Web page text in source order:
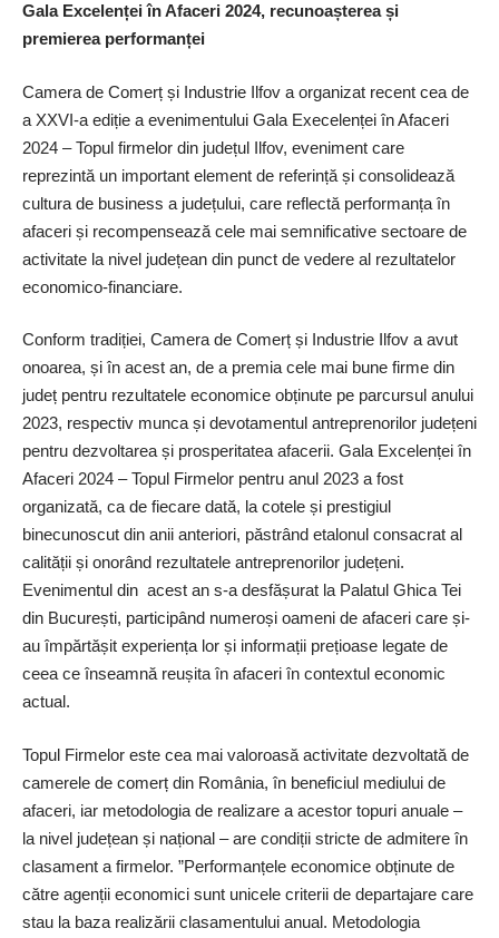
Gala Excelenței în Afaceri 2024, recunoașterea și
premierea performanței
Camera de Comerț și Industrie Ilfov a organizat recent cea de
a XXVI-a ediție a evenimentului Gala Execelenței în Afaceri
2024 – Topul firmelor din județul Ilfov, eveniment care
reprezintă un important element de referință și consolidează
cultura de business a județului, care reflectă performanța în
afaceri și recompensează cele mai semnificative sectoare de
activitate la nivel județean din punct de vedere al rezultatelor
economico-financiare.
Conform tradiției, Camera de Comerț și Industrie Ilfov a avut
onoarea, și în acest an, de a premia cele mai bune firme din
județ pentru rezultatele economice obținute pe parcursul anului
2023, respectiv munca și devotamentul antreprenorilor județeni
pentru dezvoltarea și prosperitatea afacerii. Gala Excelenței în
Afaceri 2024 – Topul Firmelor pentru anul 2023 a fost
organizată, ca de fiecare dată, la cotele și prestigiul
binecunoscut din anii anteriori, păstrând etalonul consacrat al
calității și onorând rezultatele antreprenorilor județeni.
Evenimentul din acest an s-a desfășurat la Palatul Ghica Tei
din București, participând numeroși oameni de afaceri care și-
au împărtășit experiența lor și informații prețioase legate de
ceea ce înseamnă reușita în afaceri în contextul economic
actual.
Topul Firmelor este cea mai valoroasă activitate dezvoltată de
camerele de comerț din România, în beneficiul mediului de
afaceri, iar metodologia de realizare a acestor topuri anuale –
la nivel județean și național – are condiții stricte de admitere în
clasament a firmelor. ”Performanțele economice obținute de
către agenții economici sunt unicele criterii de departajare care
stau la baza realizării clasamentului anual. Metodologia